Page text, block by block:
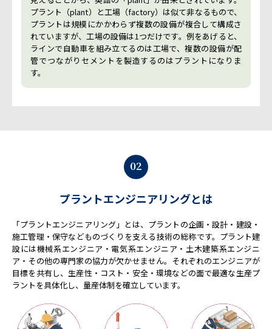
プラント（plant）と工場（factory）は似て非なるもので、
プラントは規模にかかわらず複数の設備が複合して構成さ
れていますが、工場の設備は1つだけです。例をあげると、
ラインで自動車を組み立てるのは工場で、複数の設備が配
管でつながりセメントを製造するのはプラントになりま
す。
02
プラントエンジニアリングとは
「プラントエンジニアリング」とは、プラントの企画・設計・建設・
施工管理・保守などものづくりを支える技術の総称です。プラント建
設には機械系エンジニア・電気系エンジニア・土木建築系エンジニ
ア・その他の専門家の協力が欠かせません。それぞれのエンジニアが
目標を共有し、生産性・コスト・安全・環境などの面で最適な生産プ
ラントを具体化し、量産体制を確立しています。